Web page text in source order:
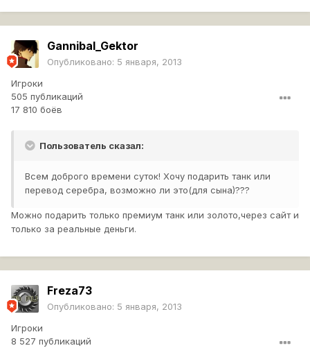
Gannibal_Gektor
Опубликовано: 5 января, 2013
Игроки
505 публикаций
17 810 боёв
Пользователь сказал:
Всем доброго времени суток! Хочу подарить танк или
перевод серебра, возможно ли это(для сына)???
Можно подарить только премиум танк или золото,через сайт и
только за реальные деньги.
Freza73
Опубликовано: 5 января, 2013
Игроки
8 527 публикаций